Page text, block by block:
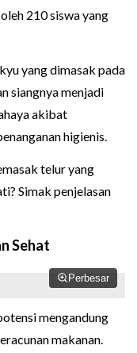
210 siswa yang
yang dimasak pada
siangnya menjadi
akibat
higienis.
telur yang
Simak penjelasan
Sehat
Perbesar
mengandung
makanan.